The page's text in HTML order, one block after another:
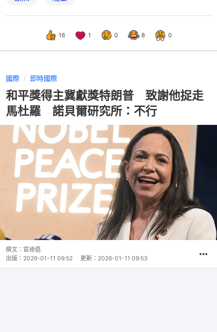
16 1 0 8 0
國際 即時國際
和平獎得主冀獻獎特朗普 致謝他捉走
馬杜羅 諾貝爾研究所：不行
撰文： 官祿倡
出版： 2026-01-11 09:52 更新： 2026-01-11 09:53